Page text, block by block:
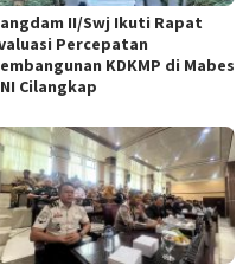
II/Swj Ikuti Rapat
Percepatan
KDKMP di Mabes
Cilangkap